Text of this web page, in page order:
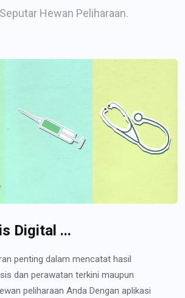
Hewan Peliharaan.
Digital ...
penting dalam mencatat hasil
dan perawatan terkini maupun
peliharaan Anda Dengan aplikasi